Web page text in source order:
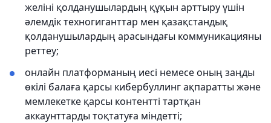
желіні қолданушылардың құқын арттыру үшін
әлемдік техногиганттар мен қазақстандық
қолданушылардың арасындағы коммуникацияны
реттеу;
онлайн платформаның иесі немесе оның заңды
өкілі балаға қарсы кибербуллинг ақпаратты және
мемлекетке қарсы контентті тартқан
аккаунттарды тоқтатуға міндетті;